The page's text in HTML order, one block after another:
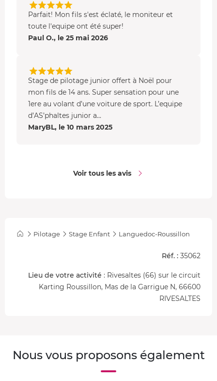
Parfait! Mon fils s'est éclaté, le moniteur et
toute l'equipe ont été super!
Paul O., le 25 mai 2026
Stage de pilotage junior offert à Noël pour
mon fils de 14 ans. Super sensation pour une
1ere au volant d’une voiture de sport. L’equipe
d’AS’phaltes junior a...
MaryBL, le 10 mars 2025
Voir tous les avis
Pilotage Stage Enfant Languedoc-Roussillon
Réf. : 35062
Lieu de votre activité : Rivesaltes (66) sur le circuit
Karting Roussillon, Mas de la Garrigue N, 66600
RIVESALTES
Nous vous proposons également